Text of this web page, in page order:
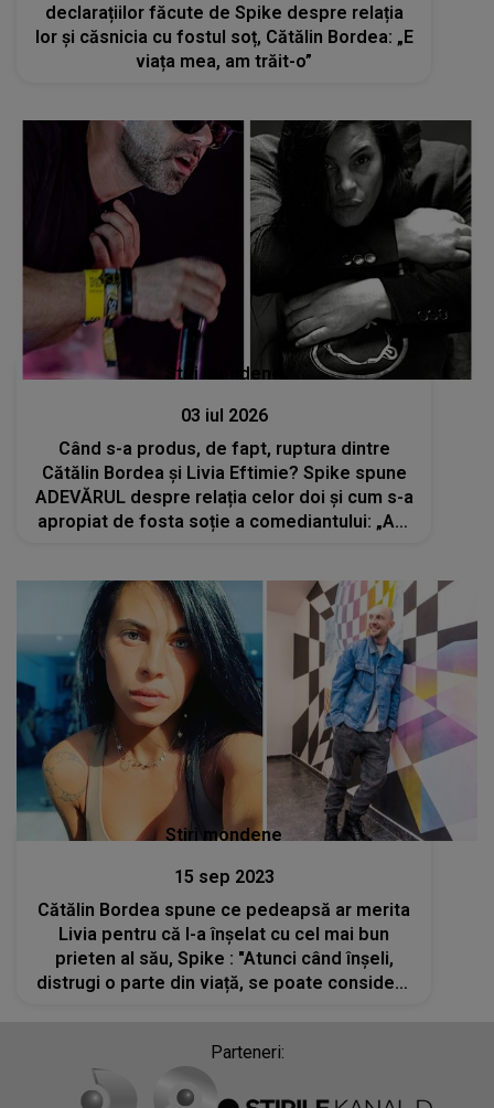
declarațiilor făcute de Spike despre relația
lor și căsnicia cu fostul soț, Cătălin Bordea: „E
viața mea, am trăit-o”
Stiri mondene
03 iul 2026
Când s-a produs, de fapt, ruptura dintre
Cătălin Bordea și Livia Eftimie? Spike spune
ADEVĂRUL despre relația celor doi și cum s-a
apropiat de fosta soție a comediantului: „Am
Stiri mondene
15 sep 2023
Cătălin Bordea spune ce pedeapsă ar merita
Livia pentru că l-a înșelat cu cel mai bun
prieten al său, Spike : "Atunci când înșeli,
distrugi o parte din viață, se poate considera
Parteneri: